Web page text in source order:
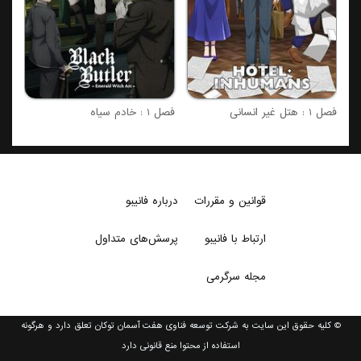
فصل 1 : هتل غیر انسانی فصل 1 : خادم سیاه
قوانین و مقررات درباره فانیبو
ارتباط با فانیبو پرسش‌های متداول
مجله سرگرمی
© کلیه حقوق این سایت به شرکت توسعه فناوی هفت آسمان توکان تعلق دارد و هرگونه
استفاده از محتوا منع قانونی دارد